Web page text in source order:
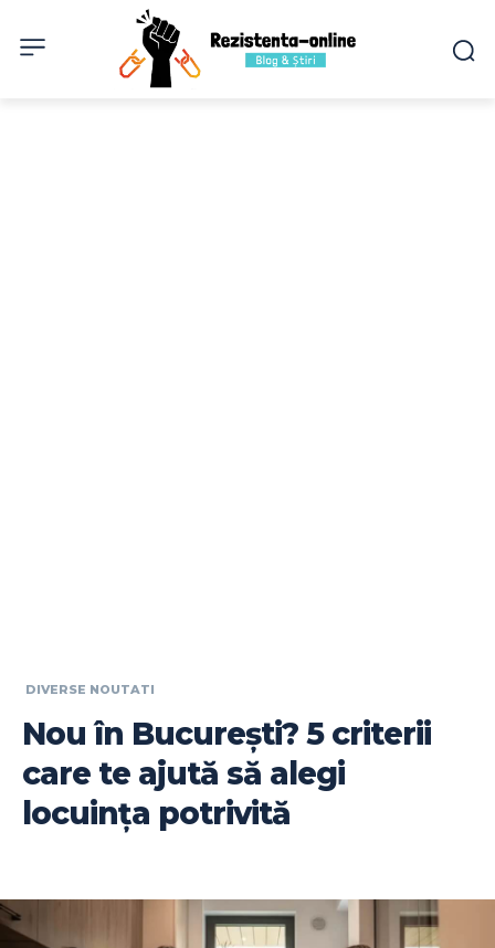
DIVERSE NOUTATI
Nou în București? 5 criterii
care te ajută să alegi
locuința potrivită